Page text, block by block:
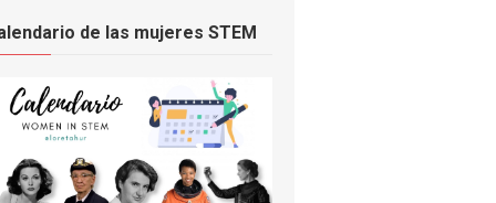
de las mujeres STEM